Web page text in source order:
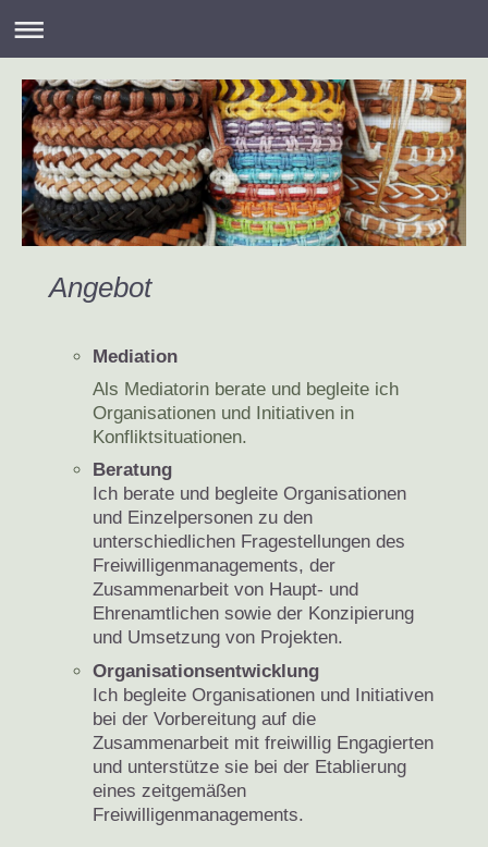
Angebot
Mediation
Als Mediatorin berate und begleite ich
Organisationen und Initiativen in
Konfliktsituationen.
Beratung
Ich berate und begleite Organisationen
und Einzelpersonen zu den
unterschiedlichen Fragestellungen des
Freiwilligenmanagements, der
Zusammenarbeit von Haupt- und
Ehrenamtlichen sowie der Konzipierung
und Umsetzung von Projekten.
Organisationsentwicklung
Ich begleite Organisationen und Initiativen
bei der Vorbereitung auf die
Zusammenarbeit mit freiwillig Engagierten
und unterstütze sie bei der Etablierung
eines zeitgemäßen
Freiwilligenmanagements.